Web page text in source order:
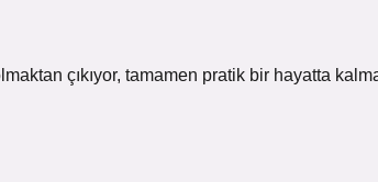
çıkıyor, tamamen pratik bir hayatta